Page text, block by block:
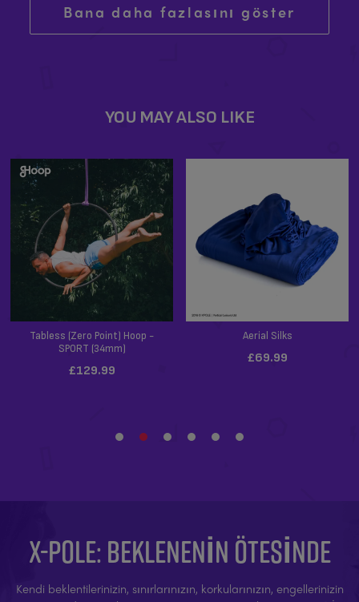
Bana daha fazlasını göster
X-POLE: BEKLENENIN ÖTESINDE
Kendi beklentilerinizin, sınırlarınızın, korkularınızın, engellerinizin